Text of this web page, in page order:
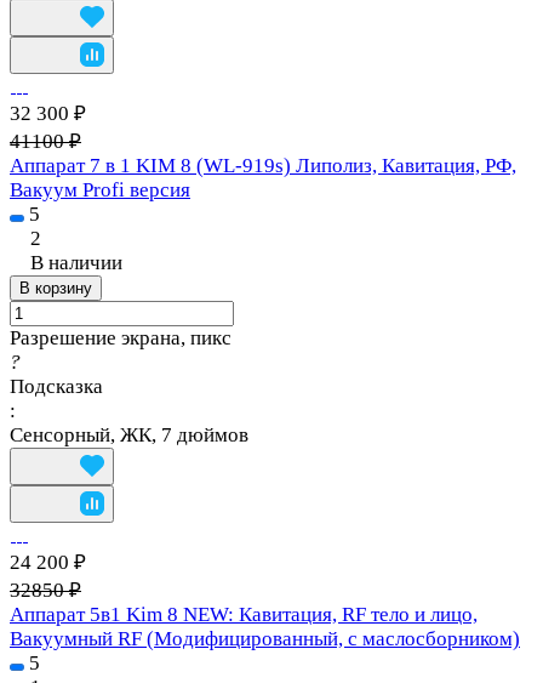
32 300 ₽
41100 ₽
Аппарат 7 в 1 KIM 8 (WL-919s) Липолиз, Кавитация, РФ,
Вакуум Profi версия
5
2
В наличии
В корзину
Разрешение экрана, пикс
?
Подсказка
:
Сенсорный, ЖК, 7 дюймов
24 200 ₽
32850 ₽
Аппарат 5в1 Kim 8 NEW: Кавитация, RF тело и лицо,
Вакуумный RF (Модифицированный, c маслосборником)
5